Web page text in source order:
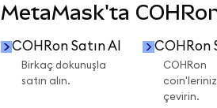
MetaMask'ta
COHRon Satın Al
Birkaç dokunuşla
satın alın.
COHRon
COHRon
çevirin.